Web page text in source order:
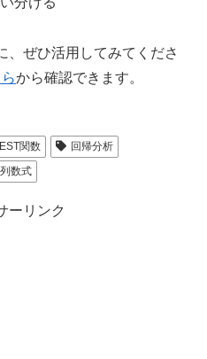
、ぜひ活用してみてくださ
から確認できます。
関数
回帰分析
数式
ーリンク